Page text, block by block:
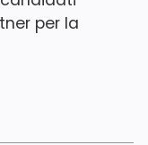
per la